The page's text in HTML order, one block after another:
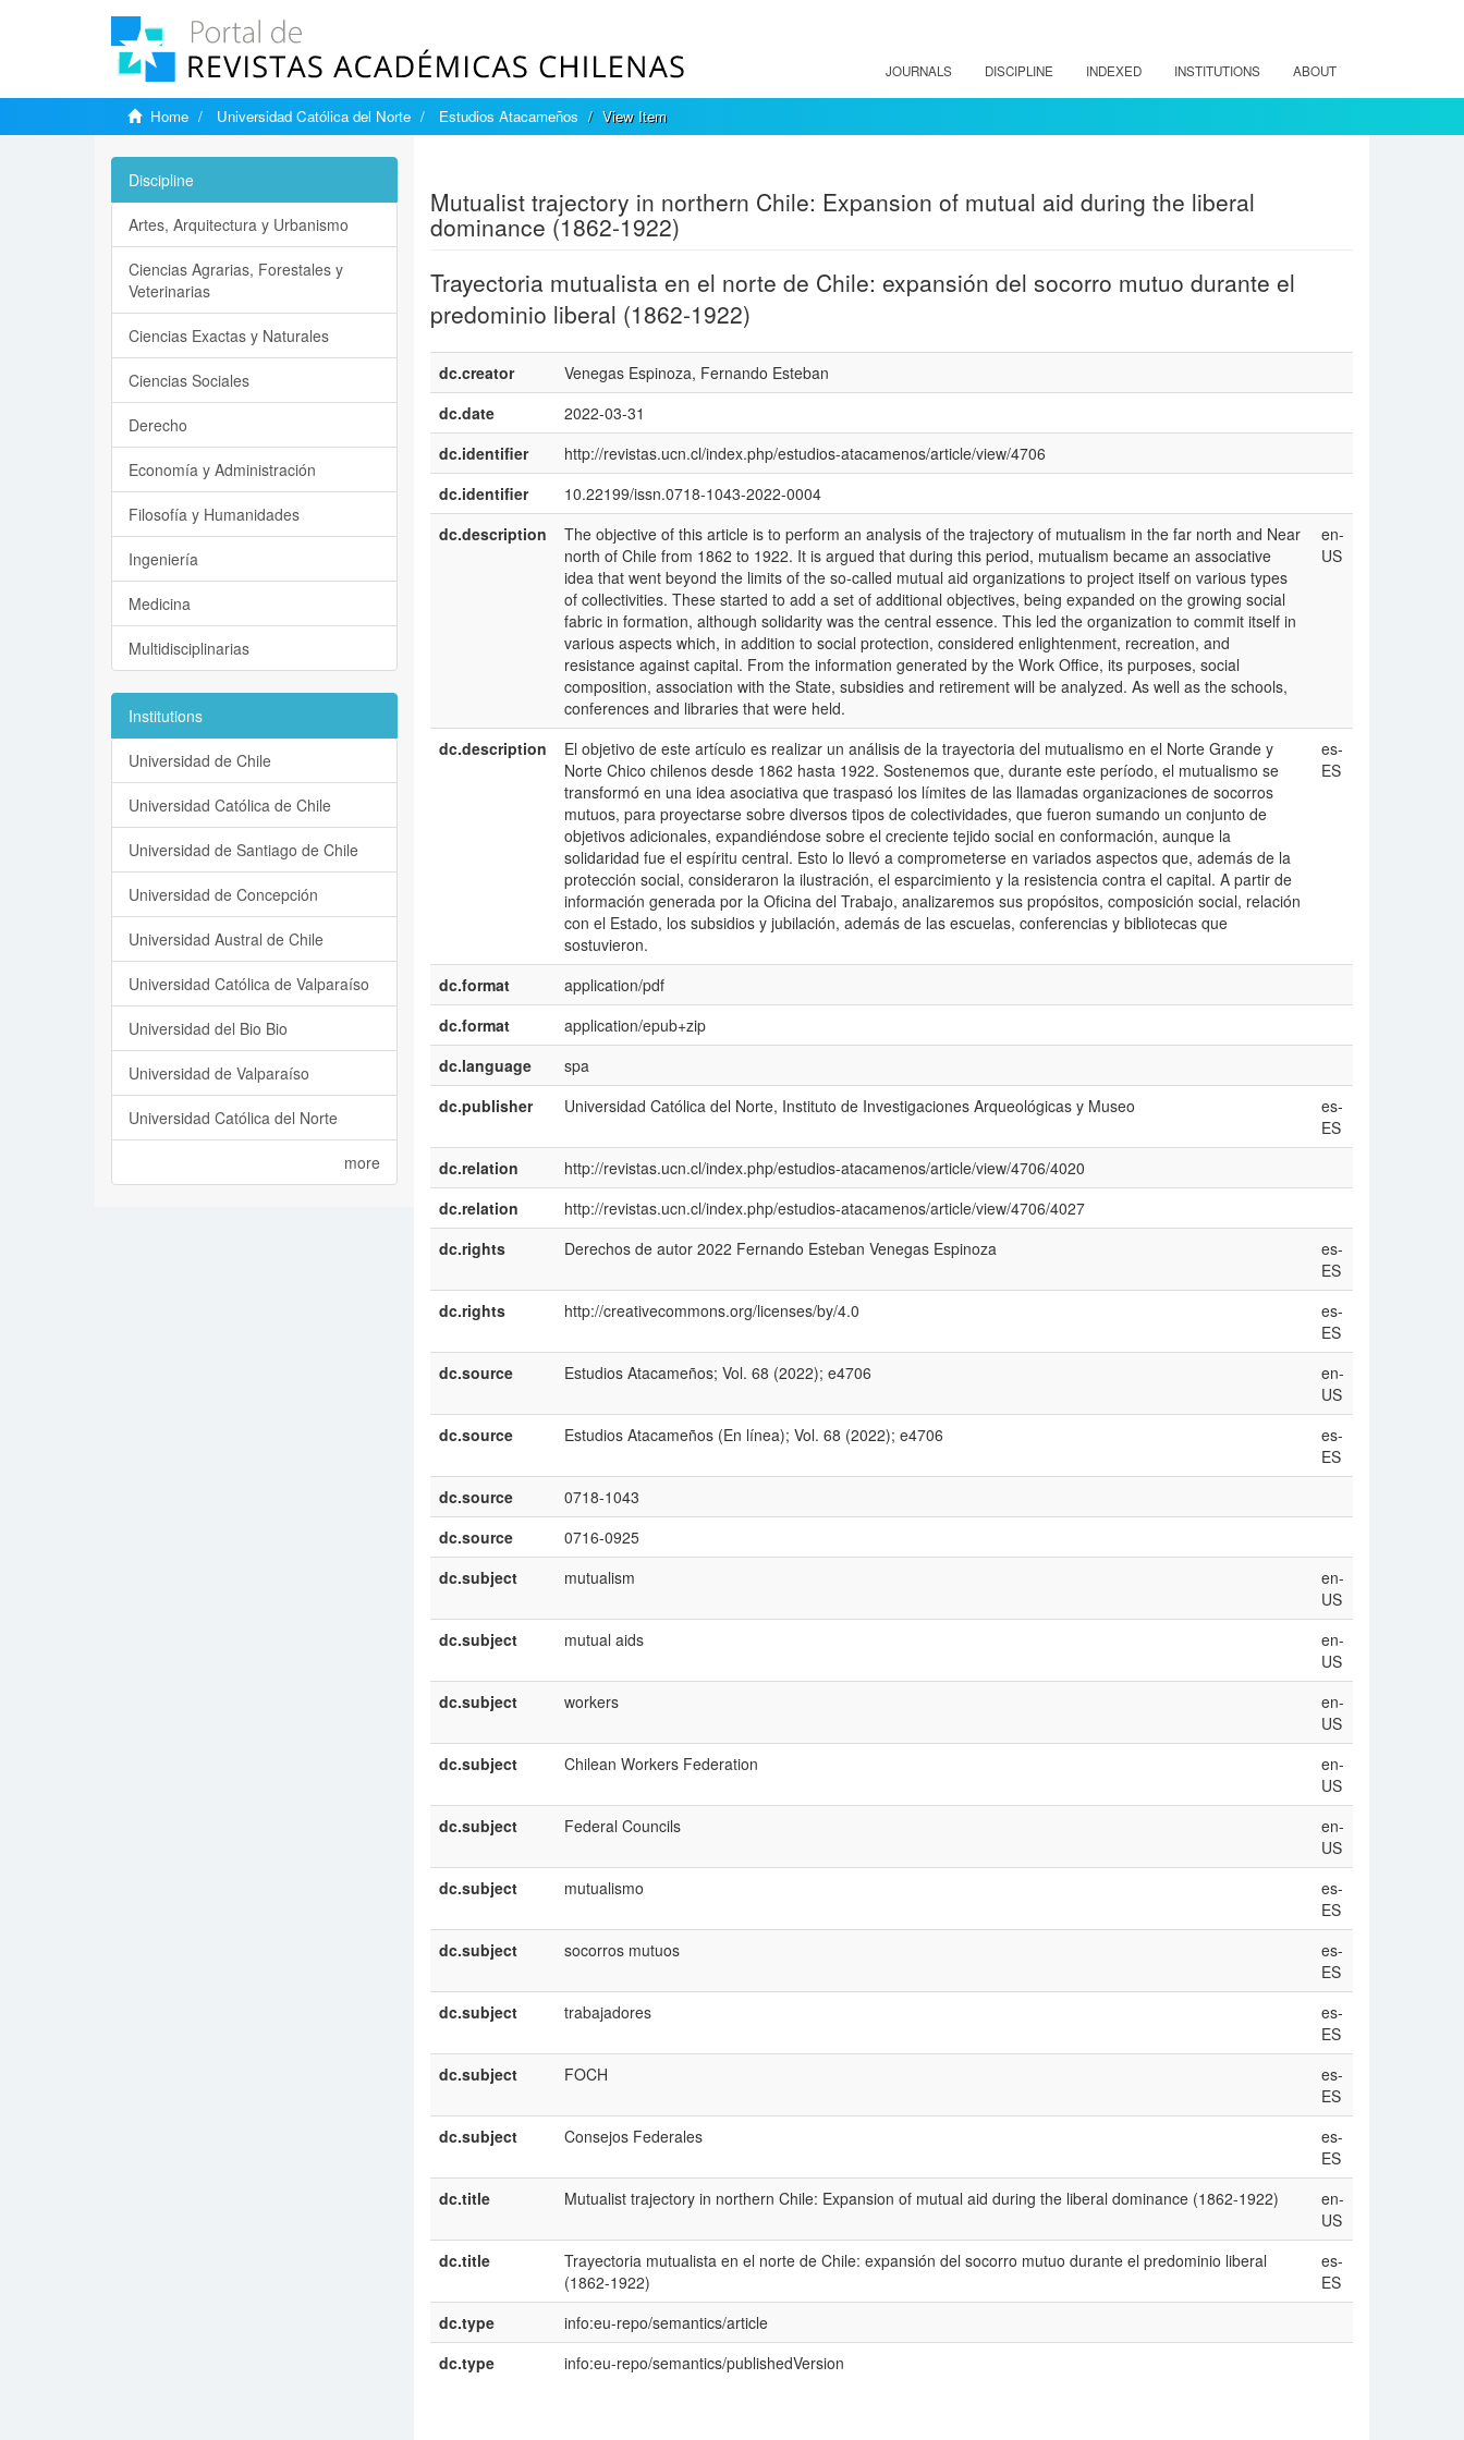
JOURNALS DISCIPLINE INDEXED INSTITUTIONS ABOUT
Home Universidad Católica del Norte Estudios Atacameños View Item
Mutualist trajectory in northern Chile: Expansion of mutual aid during the liberal
dominance (1862-1922)
Trayectoria mutualista en el norte de Chile: expansión del socorro mutuo durante el
predominio liberal (1862-1922)
dc.creator
Venegas Espinoza, Fernando Esteban
dc.date
2022-03-31
dc.identifier
http://revistas.ucn.cl/index.php/estudios-atacamenos/article/view/4706
dc.identifier
10.22199/issn.0718-1043-2022-0004
dc.description
The objective of this article is to perform an analysis of the trajectory of mutualism in the far north and Near
north of Chile from 1862 to 1922. It is argued that during this period, mutualism became an associative
idea that went beyond the limits of the so-called mutual aid organizations to project itself on various types
of collectivities. These started to add a set of additional objectives, being expanded on the growing social
fabric in formation, although solidarity was the central essence. This led the organization to commit itself in
various aspects which, in addition to social protection, considered enlightenment, recreation, and
resistance against capital. From the information generated by the Work Office, its purposes, social
composition, association with the State, subsidies and retirement will be analyzed. As well as the schools,
conferences and libraries that were held.
en-
US
dc.description
El objetivo de este artículo es realizar un análisis de la trayectoria del mutualismo en el Norte Grande y
Norte Chico chilenos desde 1862 hasta 1922. Sostenemos que, durante este período, el mutualismo se
transformó en una idea asociativa que traspasó los límites de las llamadas organizaciones de socorros
mutuos, para proyectarse sobre diversos tipos de colectividades, que fueron sumando un conjunto de
objetivos adicionales, expandiéndose sobre el creciente tejido social en conformación, aunque la
solidaridad fue el espíritu central. Esto lo llevó a comprometerse en variados aspectos que, además de la
protección social, consideraron la ilustración, el esparcimiento y la resistencia contra el capital. A partir de
información generada por la Oficina del Trabajo, analizaremos sus propósitos, composición social, relación
con el Estado, los subsidios y jubilación, además de las escuelas, conferencias y bibliotecas que
sostuvieron.
es-
ES
dc.format
application/pdf
dc.format
application/epub+zip
dc.language
spa
dc.publisher
Universidad Católica del Norte, Instituto de Investigaciones Arqueológicas y Museo
es-
ES
dc.relation
http://revistas.ucn.cl/index.php/estudios-atacamenos/article/view/4706/4020
dc.relation
http://revistas.ucn.cl/index.php/estudios-atacamenos/article/view/4706/4027
dc.rights
Derechos de autor 2022 Fernando Esteban Venegas Espinoza
es-
ES
dc.rights
http://creativecommons.org/licenses/by/4.0
es-
ES
dc.source
Estudios Atacameños; Vol. 68 (2022); e4706
en-
US
dc.source
Estudios Atacameños (En línea); Vol. 68 (2022); e4706
es-
ES
dc.source
0718-1043
dc.source
0716-0925
dc.subject
mutualism
en-
US
dc.subject
mutual aids
en-
US
dc.subject
workers
en-
US
dc.subject
Chilean Workers Federation
en-
US
dc.subject
Federal Councils
en-
US
dc.subject
mutualismo
es-
ES
dc.subject
socorros mutuos
es-
ES
dc.subject
trabajadores
es-
ES
dc.subject
FOCH
es-
ES
dc.subject
Consejos Federales
es-
ES
dc.title
Mutualist trajectory in northern Chile: Expansion of mutual aid during the liberal dominance (1862-1922)
en-
US
dc.title
Trayectoria mutualista en el norte de Chile: expansión del socorro mutuo durante el predominio liberal
(1862-1922)
es-
ES
dc.type
info:eu-repo/semantics/article
dc.type
info:eu-repo/semantics/publishedVersion
Discipline
Artes, Arquitectura y Urbanismo
Ciencias Agrarias, Forestales y
Veterinarias
Ciencias Exactas y Naturales
Ciencias Sociales
Derecho
Economía y Administración
Filosofía y Humanidades
Ingeniería
Medicina
Multidisciplinarias
Institutions
Universidad de Chile
Universidad Católica de Chile
Universidad de Santiago de Chile
Universidad de Concepción
Universidad Austral de Chile
Universidad Católica de Valparaíso
Universidad del Bio Bio
Universidad de Valparaíso
Universidad Católica del Norte
more